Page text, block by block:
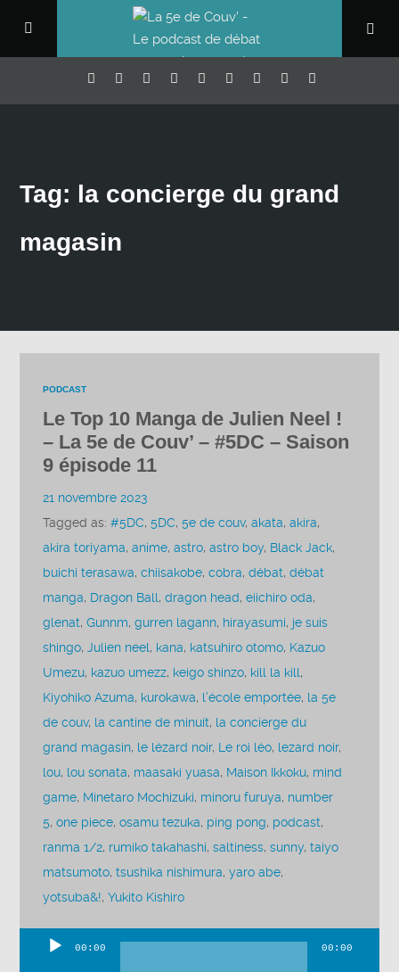
Tag: la concierge du grand
magasin
PODCAST
Le Top 10 Manga de Julien Neel !
– La 5e de Couv’ – #5DC – Saison
9 épisode 11
21 novembre 2023
Tagged as:#5DC,5DC,5e de couv,akata,akira,
akira toriyama,anime,astro,astro boy, Black Jack,
buichi terasawa,chiisakobe,cobra,débat,débat
manga, Dragon Ball,dragon head,eiichiro oda,
glenat,Gunnm,gurren lagann, hirayasumi, je suis
shingo,Julien neel, kana, katsuhiro otomo, Kazuo
Umezu, kazuo umezz, keigo shinzo, kill la kill,
Kiyohiko Azuma, kurokawa, l’école emportée, la 5e
de couv, la cantine de minuit, la concierge du
grand magasin, le lézard noir, Le roi léo, lezard noir,
lou, lou sonata, maasaki yuasa, Maison Ikkoku, mind
game, Minetaro Mochizuki, minoru furuya, number
5,one piece,osamu tezuka, ping pong, podcast,
ranma 1/2, rumiko takahashi,saltiness,sunny,taiyo
matsumoto,tsushika nishimura,yaro abe,
yotsuba&!,Yukito Kishiro
00:00 00:00